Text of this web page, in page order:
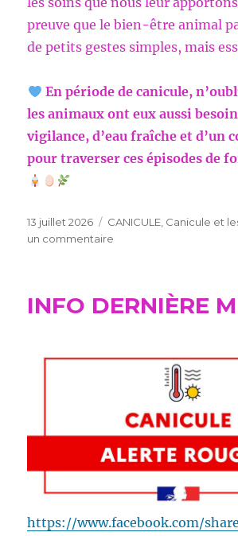
preuve que le bien-être animal
de petits gestes simples, mais
En période de canicule,
les animaux ont eux aussi
vigilance, d’eau fraîche et d’un
pour traverser ces épisodes de
Publié
le
13 juillet 2026 Catégories
CANICULE Canicule et
un commentaire
la
poules
chaleur
!
INFO DERNIÈRE
https://www.facebook.com/